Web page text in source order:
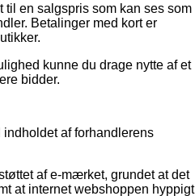
til en salgspris som kan ses som
Betalinger med kort er
kunne du drage nytte af et
bidder.
af forhandlerens
af e-mærket, grundet at det
at internet webshoppen hyppigt